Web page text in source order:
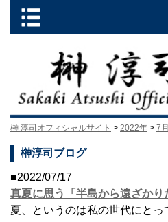
榊 淳司オフィシャルサイト > 2022年 > 7月
榊淳司ブログ
■2022/07/17
真夏に思う「半島から遠ざかり
夏、というのは私の世代にと